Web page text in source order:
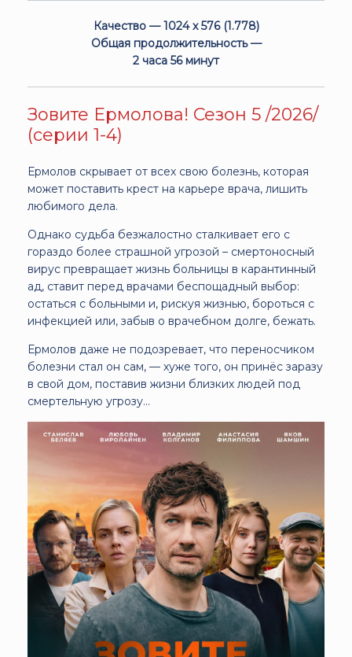
Качество — 1024 x 576 (1.778)
Общая продолжительность —
2 часа 56 минут
Зовите Ермолова! Сезон 5 /2026/
(серии 1-4)
Ермолов скрывает от всех свою болезнь, которая
может поставить крест на карьере врача, лишить
любимого дела.
Однако судьба безжалостно сталкивает его с
гораздо более страшной угрозой – смертоносный
вирус превращает жизнь больницы в карантинный
ад, ставит перед врачами беспощадный выбор:
остаться с больными и, рискуя жизнью, бороться с
инфекцией или, забыв о врачебном долге, бежать.
Ермолов даже не подозревает, что переносчиком
болезни стал он сам, — хуже того, он принёс заразу
в свой дом, поставив жизни близких людей под
смертельную угрозу…